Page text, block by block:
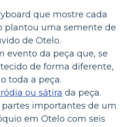
que mostre cada
plantou uma semente de
de Otelo.
evento da peça que, se
de forma diferente,
toda a peça.
ou sátira da peça.
partes importantes de um
em Otelo com seis